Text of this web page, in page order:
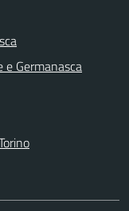
e Germanasca